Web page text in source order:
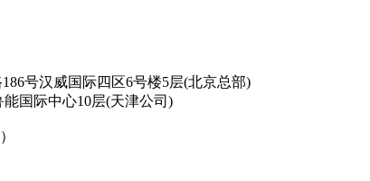
号汉威国际四区6号楼5层(北京总部)
国际中心10层(天津公司)